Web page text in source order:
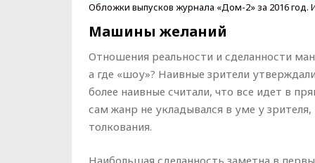
Обложки выпусков журнала «Дом-2» за 2016 год.
Машины желаний
Отношения реальности и сделанности
а где «шоу»? Наивные зрители
более наивные считали, что все идет в
сам жанр не укладывался в уме у
толкования.